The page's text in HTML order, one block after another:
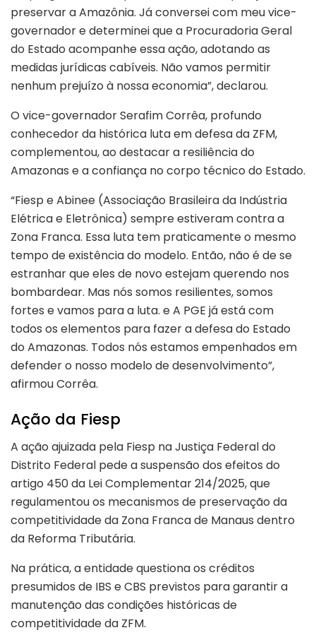
preservar a Amazônia. Já conversei com meu vice-
governador e determinei que a Procuradoria Geral
do Estado acompanhe essa ação, adotando as
medidas jurídicas cabíveis. Não vamos permitir
nenhum prejuízo à nossa economia”, declarou.
O vice-governador Serafim Corrêa, profundo
conhecedor da histórica luta em defesa da ZFM,
complementou, ao destacar a resiliência do
Amazonas e a confiança no corpo técnico do Estado.
“Fiesp e Abinee (Associação Brasileira da Indústria
Elétrica e Eletrônica) sempre estiveram contra a
Zona Franca. Essa luta tem praticamente o mesmo
tempo de existência do modelo. Então, não é de se
estranhar que eles de novo estejam querendo nos
bombardear. Mas nós somos resilientes, somos
fortes e vamos para a luta. e A PGE já está com
todos os elementos para fazer a defesa do Estado
do Amazonas. Todos nós estamos empenhados em
defender o nosso modelo de desenvolvimento”,
afirmou Corrêa.
Ação da Fiesp
A ação ajuizada pela Fiesp na Justiça Federal do
Distrito Federal pede a suspensão dos efeitos do
artigo 450 da Lei Complementar 214/2025, que
regulamentou os mecanismos de preservação da
competitividade da Zona Franca de Manaus dentro
da Reforma Tributária.
Na prática, a entidade questiona os créditos
presumidos de IBS e CBS previstos para garantir a
manutenção das condições históricas de
competitividade da ZFM.